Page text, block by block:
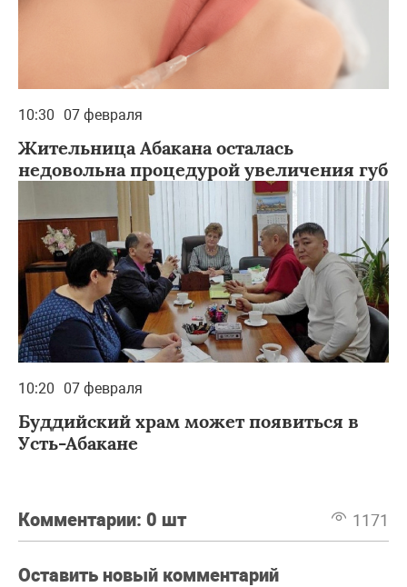
10:30 07 февраля
Жительница Абакана осталась
недовольна процедурой увеличения губ
10:20 07 февраля
Буддийский храм может появиться в
Усть-Абакане
Комментарии: 0 шт 1171
Оставить новый комментарий